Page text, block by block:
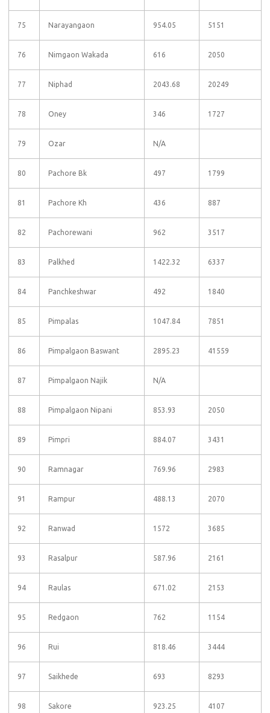
75 Narayangaon 954.05 5151
76 Nimgaon Wakada 616 2050
77 Niphad 2043.68 20249
78 Oney 346 1727
79 Ozar N/A
80 Pachore Bk 497 1799
81 Pachore Kh 436 887
82 Pachorewani 962 3517
83 Palkhed 1422.32 6337
84 Panchkeshwar 492 1840
85 Pimpalas 1047.84 7851
86 Pimpalgaon Baswant 2895.23 41559
87 Pimpalgaon Najik N/A
88 Pimpalgaon Nipani 853.93 2050
89 Pimpri 884.07 3431
90 Ramnagar 769.96 2983
91 Rampur 488.13 2070
92 Ranwad 1572 3685
93 Rasalpur 587.96 2161
94 Raulas 671.02 2153
95 Redgaon 762 1154
96 Rui 818.46 3444
97 Saikhede 693 8293
98 Sakore 923.25 4107